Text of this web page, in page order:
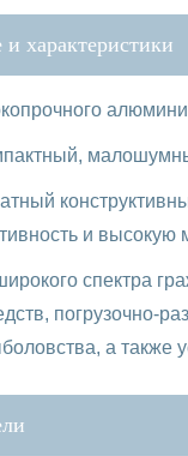
характеристики
и высокую
спектра
погрузочно-
а также